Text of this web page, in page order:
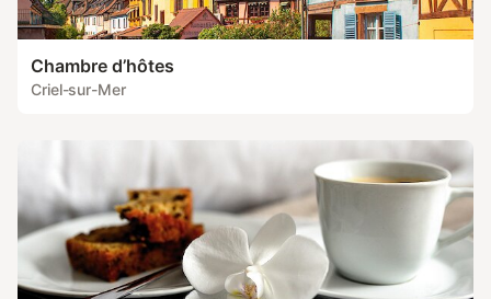
Chambre d’hôtes
Criel-sur-Mer